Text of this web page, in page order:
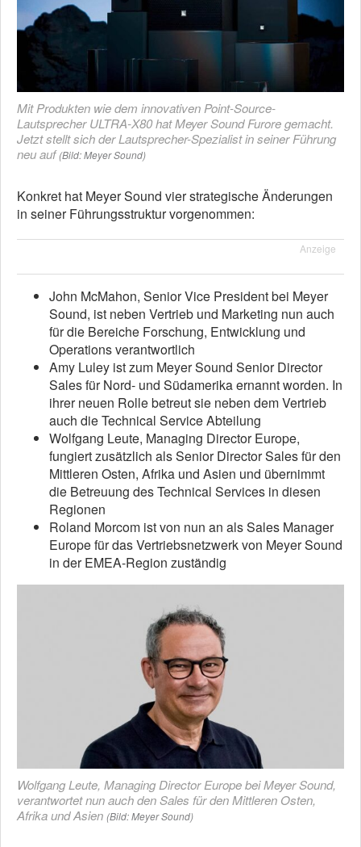
Mit Produkten wie dem innovativen Point-Source-
Lautsprecher ULTRA-X80 hat Meyer Sound Furore gemacht.
Jetzt stellt sich der Lautsprecher-Spezialist in seiner Führung
neu auf (Bild: Meyer Sound)
Konkret hat Meyer Sound vier strategische Änderungen
in seiner Führungsstruktur vorgenommen:
Anzeige
John McMahon, Senior Vice President bei Meyer
Sound, ist neben Vertrieb und Marketing nun auch
für die Bereiche Forschung, Entwicklung und
Operations verantwortlich
Amy Luley ist zum Meyer Sound Senior Director
Sales für Nord- und Südamerika ernannt worden. In
ihrer neuen Rolle betreut sie neben dem Vertrieb
auch die Technical Service Abteilung
Wolfgang Leute, Managing Director Europe,
fungiert zusätzlich als Senior Director Sales für den
Mittleren Osten, Afrika und Asien und übernimmt
die Betreuung des Technical Services in diesen
Regionen
Roland Morcom ist von nun an als Sales Manager
Europe für das Vertriebsnetzwerk von Meyer Sound
in der EMEA-Region zuständig
Wolfgang Leute, Managing Director Europe bei Meyer Sound,
verantwortet nun auch den Sales für den Mittleren Osten,
Afrika und Asien (Bild: Meyer Sound)